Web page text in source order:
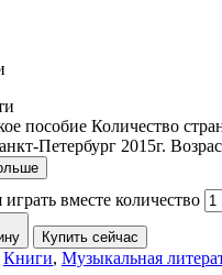
пособие Количество
Петербург 2015г.
вместе количество
Купить сейчас
Книги, Музыкальная